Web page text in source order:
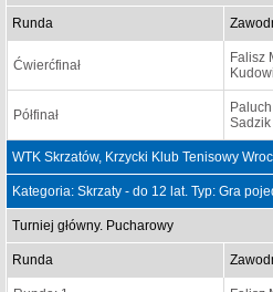
Runda
Ćwierćfinał
Falisz
Półfinał
Sadzik
WTK Skrzatów, Krzycki Klub Tenisowy
Kategoria: Skrzaty - do 12 lat. Typ: Gra
Turniej główny. Pucharowy
Runda